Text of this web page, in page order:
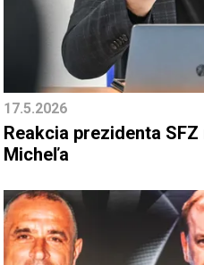
17.5.2026
Reakcia prezidenta
Micheľa